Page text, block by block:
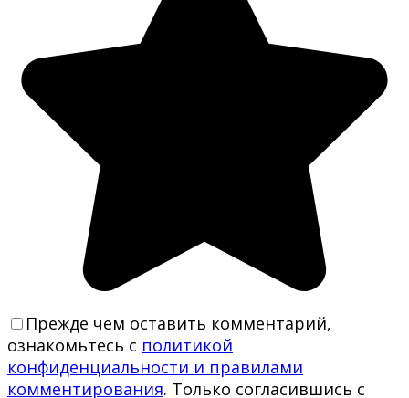
Прежде чем оставить комментарий,
ознакомьтесь с политикой
конфиденциальности и правилами
комментирования. Только согласившись с